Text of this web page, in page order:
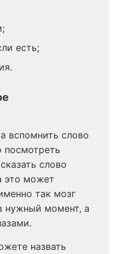
есть;
вспомнить слово
посмотреть
слово
это может
так мозг
нужный момент, а
назвать